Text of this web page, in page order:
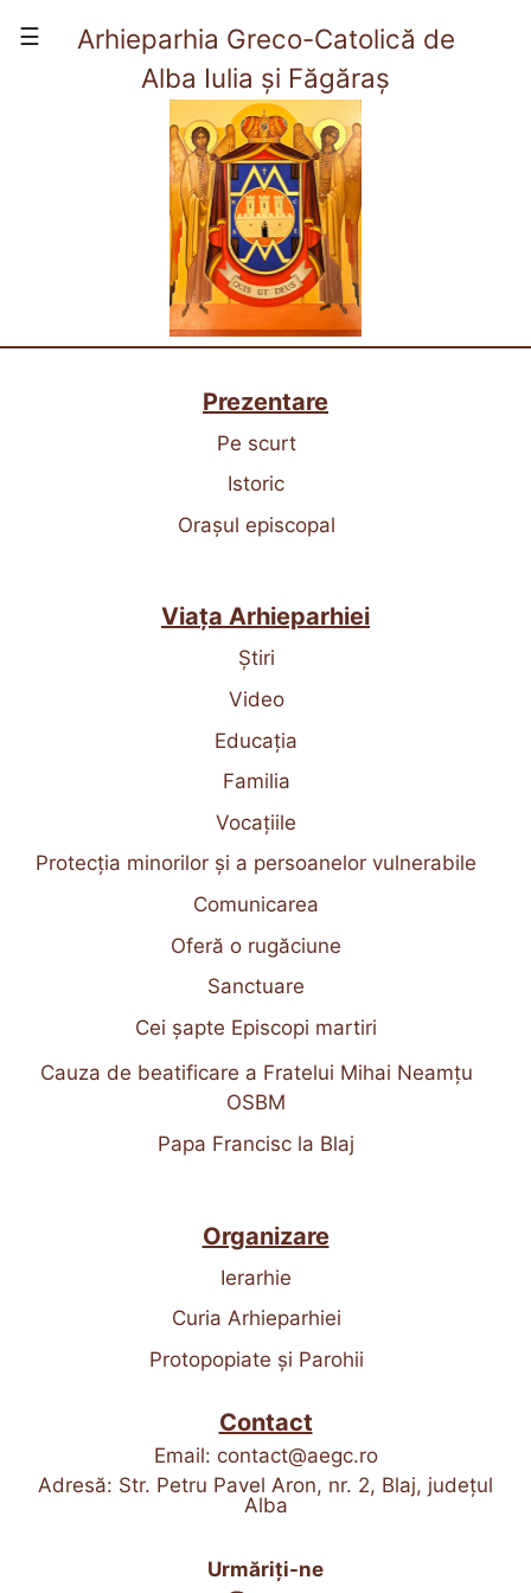
☰
Arhieparhia Greco-Catolică de
Alba Iulia și Făgăraș
×
(current)
Viata Arhieparhiei
Prezentare
Pe scurt
Istoric
Orașul episcopal
Viața Arhieparhiei
Știri
Video
Educația
Familia
Vocațiile
Protecția minorilor și a persoanelor vulnerabile
Comunicarea
Oferă o rugăciune
Sanctuare
Cei șapte Episcopi martiri
Cauza de beatificare a Fratelui Mihai Neamțu
OSBM
Papa Francisc la Blaj
Organizare
Ierarhie
Curia Arhieparhiei
Protopopiate și Parohii
Contact
Email: contact@aegc.ro
Adresă: Str. Petru Pavel Aron, nr. 2, Blaj, județul
Alba
Urmăriți-ne